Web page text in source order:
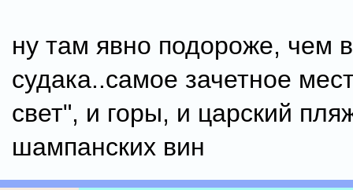
ну там явно подороже, чем
судака..самое зачетное
свет", и горы, и царский
шампанских вин